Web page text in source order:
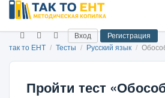
Вход
Регистрация
так то ЕНТ / Тесты / Русский язык /
Пройти тест